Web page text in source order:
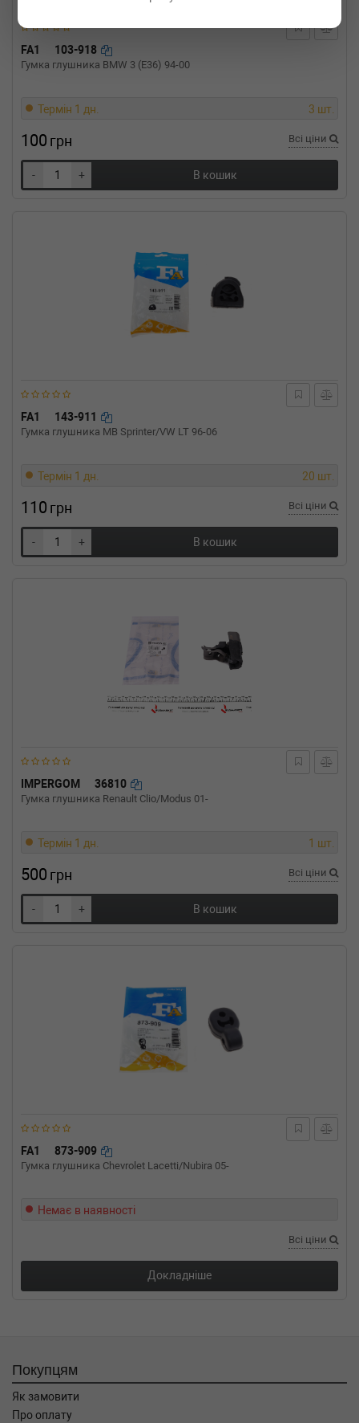
2.0 4WD (CU2W) 136 л.с. (2003-2006) 136 л.с.
двигатель, Об'єм: 100cc, Потужність: 136HP)
2.4 16V 170 л.с. (2008-н.в.) 170 л.с. (2008-08-
2.2 HDi 156 л.с. (2007-н.в.) 156 л.с. (2007-02-
01-) (Тип: Дизель, Об'єм: 115cc, Потужність:
FA1 103-918
Гумка глушника BMW 3 (E36) 94-00
Термін 1 дн. 3 шт.
100 грн Всі ціни
- + В кошик
FA1 143-911
Гумка глушника MB Sprinter/VW LT 96-06
Термін 1 дн. 20 шт.
110 грн Всі ціни
- + В кошик
IMPERGOM 36810
Гумка глушника Renault Clio/Modus 01-
Термін 1 дн. 1 шт.
500 грн Всі ціни
- + В кошик
FA1 873-909
Гумка глушника Chevrolet Lacetti/Nubira 05-
Немає в наявності
Всі ціни
Докладніше
Покупцям
Як замовити
Про оплату